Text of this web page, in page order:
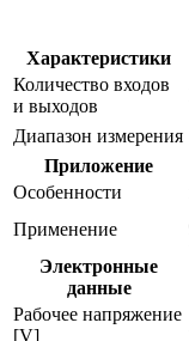
tp3233
Характеристики
Количество входов
и выходов
Диапазон измерения
Приложение
Особенности
Применение
Электронные
данные
Рабочее напряжение
[V]